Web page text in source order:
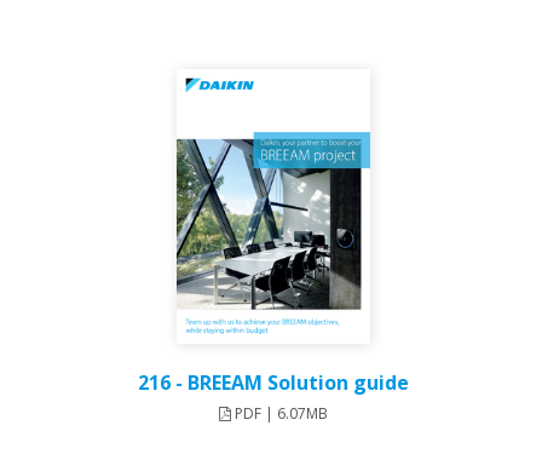
216 - BREEAM Solution guide
PDF | 6.07MB